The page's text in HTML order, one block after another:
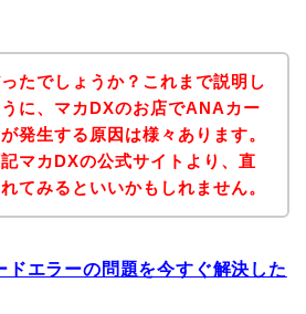
たでしょうか？これまで説明し
に、マカDXのお店でANAカー
発生する原因は様々あります。
マカDXの公式サイトより、直
てみるといいかもしれません。
エラーの問題を今すぐ解決した